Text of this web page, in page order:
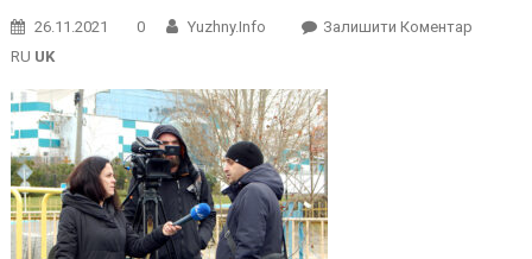
26.11.2021 0 Yuzhny.info Залишити КоментарOn
RU UK